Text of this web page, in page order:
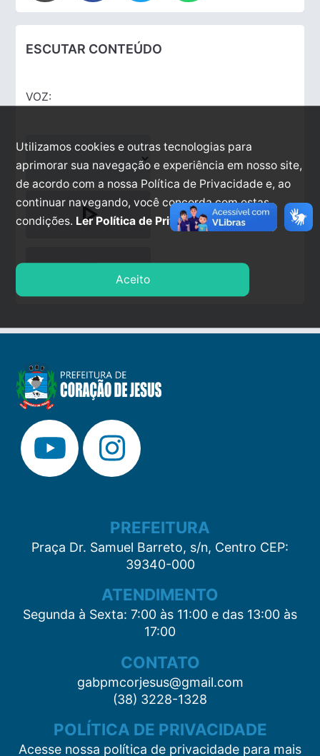
ESCUTAR CONTEÚDO
VOZ:
play_arrow
stop
PREFEITURA
Praça Dr. Samuel Barreto, s/n, Centro CEP:
39340-000
ATENDIMENTO
Segunda à Sexta: 7:00 às 11:00 e das 13:00 às
17:00
CONTATO
gabpmcorjesus@gmail.com
(38) 3228-1328
POLÍTICA DE PRIVACIDADE
Acesse nossa política de privacidade para mais
Utilizamos cookies e outras tecnologias para
aprimorar sua navegação e experiência em nosso site,
de acordo com a nossa Política de Privacidade e, ao
continuar navegando, você concorda com estas
condições. Ler Política de Privacidade.
Aceito